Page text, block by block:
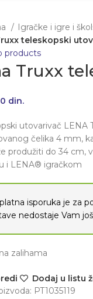
Igračke i igre i
teleskopski
products
Truxx
din.
utovarivač
čelika 4 mm,
produžiti do 34 cm,
i LENA® igračkom
isporuka je za
nedostaje Vam
zalihama
Dodaj u listu
PT1035119